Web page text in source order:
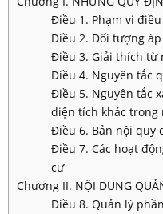
Điều 1. Phạm vi
Điều 2. Đối tượng
Điều 3. Giải thích từ
Điều 4. Nguyên tắc
Điều 5. Nguyên tắc
diện tích khác trong
Điều 6. Bản nội quy
Điều 7. Các hoạt
cư
Chương II. NỘI DUNG
Điều 8. Quản lý